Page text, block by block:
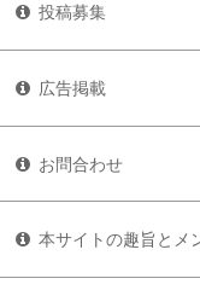
投稿募集
広告掲載
お問合わせ
本サイトの趣旨とメ